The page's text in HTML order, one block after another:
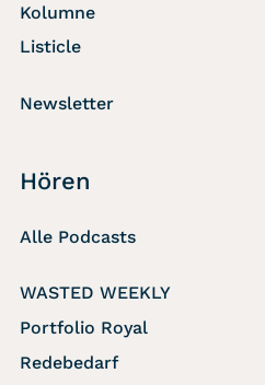
Kolumne
Listicle
Newsletter
Hören
Alle Podcasts
WASTED WEEKLY
Portfolio Royal
Redebedarf